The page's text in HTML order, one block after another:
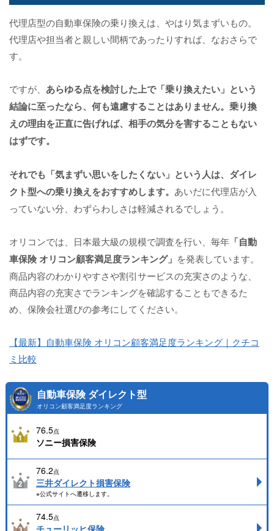
代理店型の自動車保険の乗り換えは、やはり気まずいもの。
代理店や担当者と親しい間柄であったりすれば、なおさらで
す。
ですが、 あらゆる点を検討した上で「乗り換えたい」という
結論に至ったなら、何も遠慮することはありません。乗り換
えの理由を正直に告げれば、相手の気分を害することもない
はずです。
それでも「気まずい思いをしたくない」という人は、ダイレ
クト型への乗り換えをおすすめします。 あいだに代理店が入
っていない分、わずらわしさは軽減されるでしょう。
オリコンでは、日本最大級の規模で調査を行い、毎年 「自動
車保険 オリコン顧客満足度ランキング」 を発表しています。
商品内容のわかりやすさや割引サービスの充実さのような、
商品内容の充実さでランキングを確認することもできるた
め、保険会社選びの参考にしてください。
【最新】自動車保険 オリコン顧客満足度ランキング｜クチコ
ミ比較
自動車保険 ダイレクト型
オリコン顧客満足度ランキング
76.5点
ソニー損害保険
76.2点
三井ダイレクト損害保険
※公式サイトへ遷移します。
74.5点